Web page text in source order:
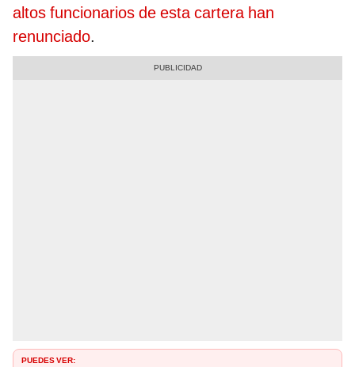
altos funcionarios de esta cartera han
renunciado.
PUEDES VER: